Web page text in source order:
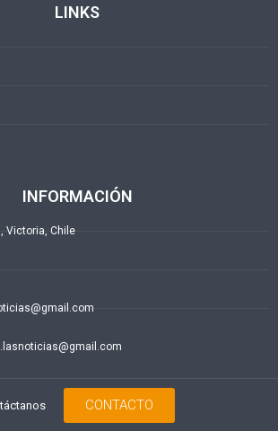
LINKS
INFORMACIÓN
Victoria, Chile
CONTACTO